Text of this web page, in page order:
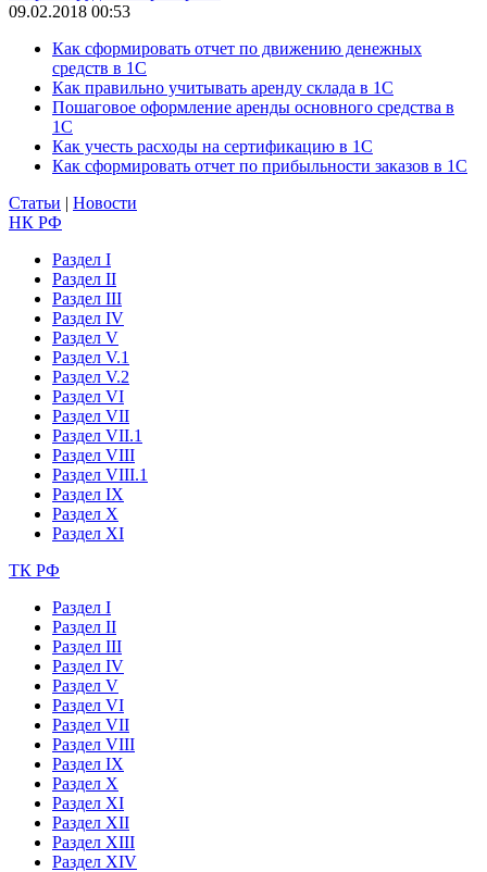
09.02.2018 00:53
Как сформировать отчет по движению денежных
средств в 1С
Как правильно учитывать аренду склада в 1С
Пошаговое оформление аренды основного средства в
1С
Как учесть расходы на сертификацию в 1С
Как сформировать отчет по прибыльности заказов в 1С
Статьи | Новости
НК РФ
Раздел I
Раздел II
Раздел III
Раздел IV
Раздел V
Раздел V.1
Раздел V.2
Раздел VI
Раздел VII
Раздел VII.1
Раздел VIII
Раздел VIII.1
Раздел IX
Раздел X
Раздел XI
ТК РФ
Раздел I
Раздел II
Раздел III
Раздел IV
Раздел V
Раздел VI
Раздел VII
Раздел VIII
Раздел IX
Раздел X
Раздел XI
Раздел XII
Раздел XIII
Раздел XIV